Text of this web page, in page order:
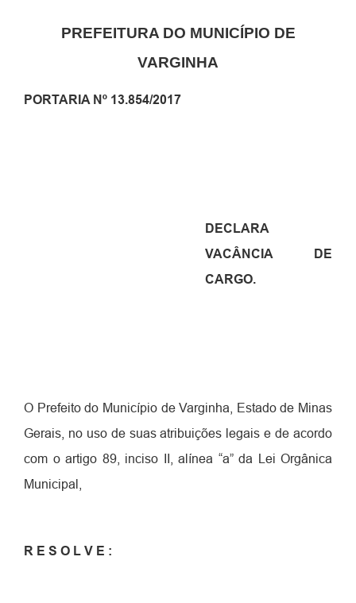
PREFEITURA DO MUNICÍPIO DE
VARGINHA
PORTARIA Nº 13.854/2017
DECLARA
VACÂNCIA DE
CARGO.
O Prefeito do Município de Varginha, Estado de Minas
Gerais, no uso de suas atribuições legais e de acordo
com o artigo 89, inciso II, alínea “a” da Lei Orgânica
Municipal,
R E S O L V E :